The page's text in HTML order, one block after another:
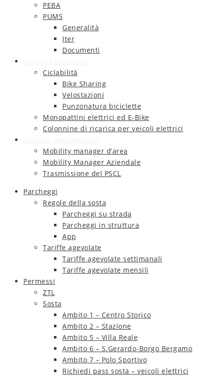
PEBA
PUMS
Generalità
Iter
Documenti
Ciclabilità
Bike Sharing
Velostazioni
Punzonatura biciclette
Monopattini elettrici ed E-Bike
Colonnine di ricarica per veicoli elettrici
Mobility manager d’area
Mobility Manager Aziendale
Trasmissione del PSCL
Parcheggi
Regole della sosta
Parcheggi su strada
Parcheggi in struttura
App
Tariffe agevolate
Tariffe agevolate settimanali
Tariffe agevolate mensili
Permessi
ZTL
Sosta
Ambito 1 – Centro Storico
Ambito 2 – Stazione
Ambito 5 – Villa Reale
Ambito 6 – S.Gerardo-Borgo Bergamo
Ambito 7 – Polo Sportivo
Richiedi pass sosta – veicoli elettrici